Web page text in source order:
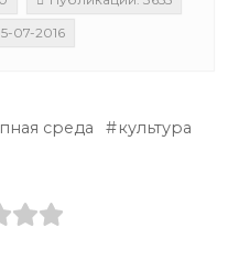
07-2016
среда
культура